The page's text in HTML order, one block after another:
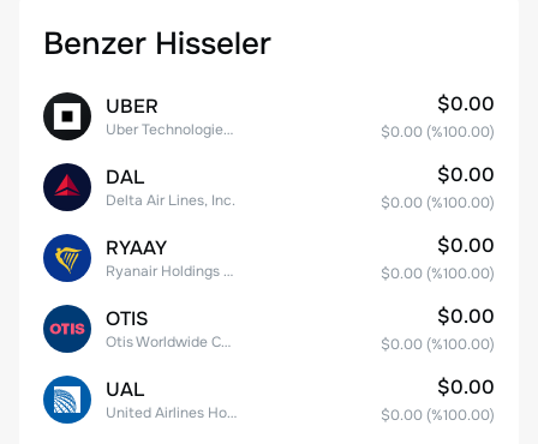
Benzer Hisseler
UBER
Uber Technologies, Inc.
$0.00
$0.00 (%100.00)
DAL
Delta Air Lines, Inc.
$0.00
$0.00 (%100.00)
RYAAY
Ryanair Holdings plc American Depositary Shares
$0.00
$0.00 (%100.00)
OTIS
Otis Worldwide Corporation
$0.00
$0.00 (%100.00)
UAL
United Airlines Holdings, Inc. Common Stock
$0.00
$0.00 (%100.00)